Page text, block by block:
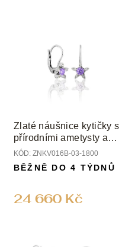
o
d
u
k
ů
Zlaté náušnice kytičky s
přírodními ametysty a
diamanty
KÓD: ZNKV016B-03-1800
24 660 Kč
BĚŽNĚ DO 4 TÝDNŮ